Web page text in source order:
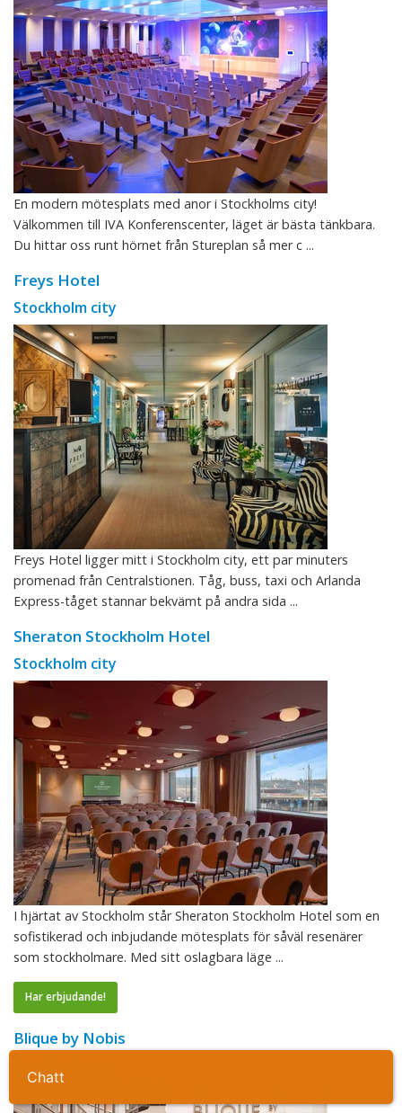
Ta kontakt
En modern mötesplats med anor i Stockholms city!
Välkommen till IVA Konferenscenter, läget är bästa tänkbara.
Du hittar oss runt hörnet från Stureplan så mer c ...
Freys Hotel
Stockholm city
Freys Hotel ligger mitt i Stockholm city, ett par minuters
promenad från Centralstionen. Tåg, buss, taxi och Arlanda
Express-tåget stannar bekvämt på andra sida ...
Sheraton Stockholm Hotel
Stockholm city
I hjärtat av Stockholm står Sheraton Stockholm Hotel som en
sofistikerad och inbjudande mötesplats för såväl resenärer
som stockholmare. Med sitt oslagbara läge ...
Har erbjudande!
Blique by Nobis